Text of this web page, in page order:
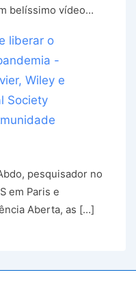
belíssimo vídeo…
liberar o
-
Wiley e
Society
pesquisador no
em Paris e
Aberta, as […]